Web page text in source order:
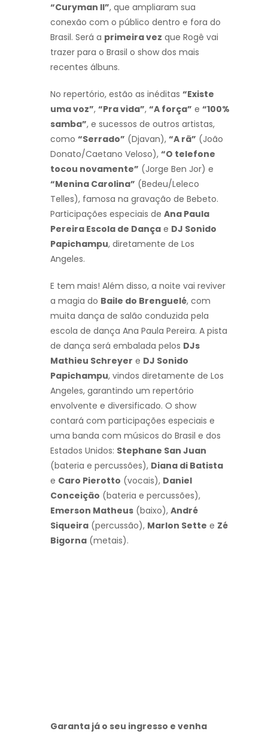
“Curyman II”, que ampliaram sua
conexão com o público dentro e fora do
Brasil. Será a primeira vez que Rogê vai
trazer para o Brasil o show dos mais
recentes álbuns.
No repertório, estão as inéditas “Existe
uma voz”, “Pra vida”, “A força” e “100%
samba”, e sucessos de outros artistas,
como “Serrado” (Djavan), “A rã” (João
Donato/Caetano Veloso), “O telefone
tocou novamente” (Jorge Ben Jor) e
“Menina Carolina” (Bedeu/Leleco
Telles), famosa na gravação de Bebeto.
Participações especiais de Ana Paula
Pereira Escola de Dança e DJ Sonido
Papichampu, diretamente de Los
Angeles.
E tem mais! Além disso, a noite vai reviver
a magia do Baile do Brenguelé, com
muita dança de salão conduzida pela
escola de dança Ana Paula Pereira. A pista
de dança será embalada pelos DJs
Mathieu Schreyer e DJ Sonido
Papichampu, vindos diretamente de Los
Angeles, garantindo um repertório
envolvente e diversificado. O show
contará com participações especiais e
uma banda com músicos do Brasil e dos
Estados Unidos: Stephane San Juan
(bateria e percussões), Diana di Batista
e Caro Pierotto (vocais), Daniel
Conceição (bateria e percussões),
Emerson Matheus (baixo), André
Siqueira (percussão), Marlon Sette e Zé
Bigorna (metais).
Garanta já o seu ingresso e venha